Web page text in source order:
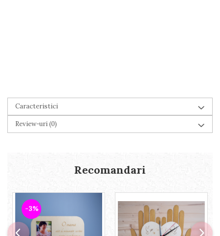
Caracteristici
Review-uri(0)
Recomandari
-3%